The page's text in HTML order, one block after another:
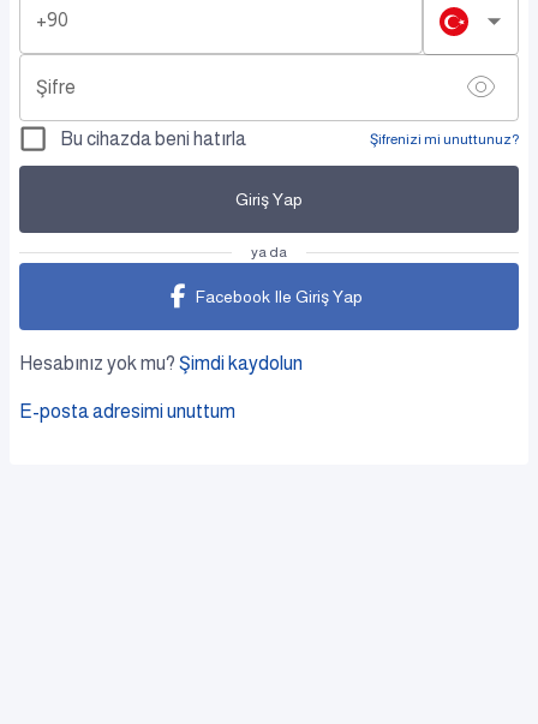
+90
Şifre
Bu cihazda beni hatırla Şifrenizi mi unuttunuz?
Giriş Yap
ya da
Facebook Ile Giriş Yap
Hesabınız yok mu? Şimdi kaydolun
E-posta adresimi unuttum